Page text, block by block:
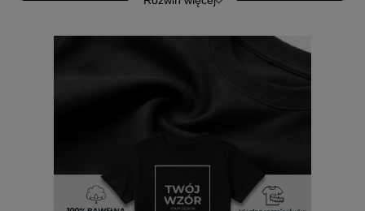
miłośnika motoryzacji. To ubranie, które łączy radość,
spontaniczność i odrobinę adrenaliny – dokładnie tak, jak
prawdziwa przejażdżka quadem po nieznanym terenie.
Koszulka dziecięca na quada z
Nie ma nic przyjemniejszego niż wygoda połączona z
odrobiną sportowego ducha, dlatego
koszulki z
nadrukiem na quada dziecięce
zostały stworzone z
myślą o codziennych przygodach i beztroskiej zabawie.